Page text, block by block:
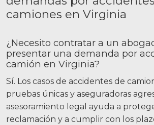
camiones en Virginia
¿Necesito contratar a un
presentar una demanda por
camión en Virginia?
Sí. Los casos de accidentes de
pruebas únicas y aseguradoras
asesoramiento legal ayuda a
reclamación y a cumplir con los